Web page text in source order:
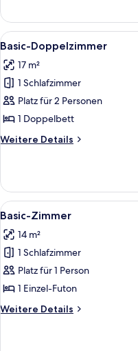
Zweibettzimmer
Alle
Fotos
für
Basic-
Doppelzimmer
anzeigen
4
Basic-Doppelzimmer
17 m²
1 Schlafzimmer
Platz für 2 Personen
1 Doppelbett
Weitere Details
Weitere
Doppelzimmer
Alle
Fotos
für
Basic-
Zimmer
anzeigen
5
Basic-Zimmer
14 m²
1 Schlafzimmer
Platz für 1 Person
1 Einzel-Futon
Weitere Details
Weitere